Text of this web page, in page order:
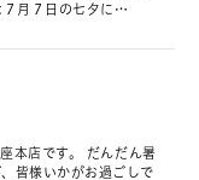
７月７日の七夕に…
本店です。 だんだん暑
皆様いかがお過ごしで